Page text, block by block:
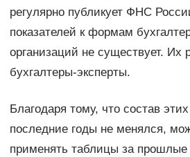
регулярно публикует ФНС
показателей к формам
организаций не существует. Их
бухгалтеры-эксперты.
Благодаря тому, что состав
последние годы не менялся,
применять таблицы за прошлые